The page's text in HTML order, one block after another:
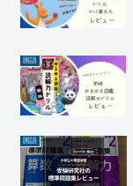
国語
国語